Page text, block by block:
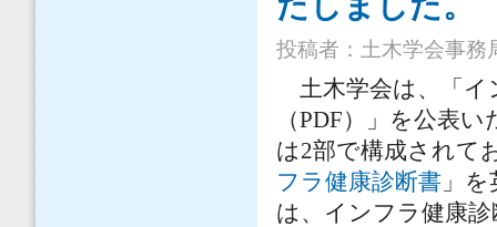
投稿者： 土木学会事務
土木学会は、「イ
（PDF）」を公表
は2部で構成されて
フラ健康診断書 」
は、インフラ健康